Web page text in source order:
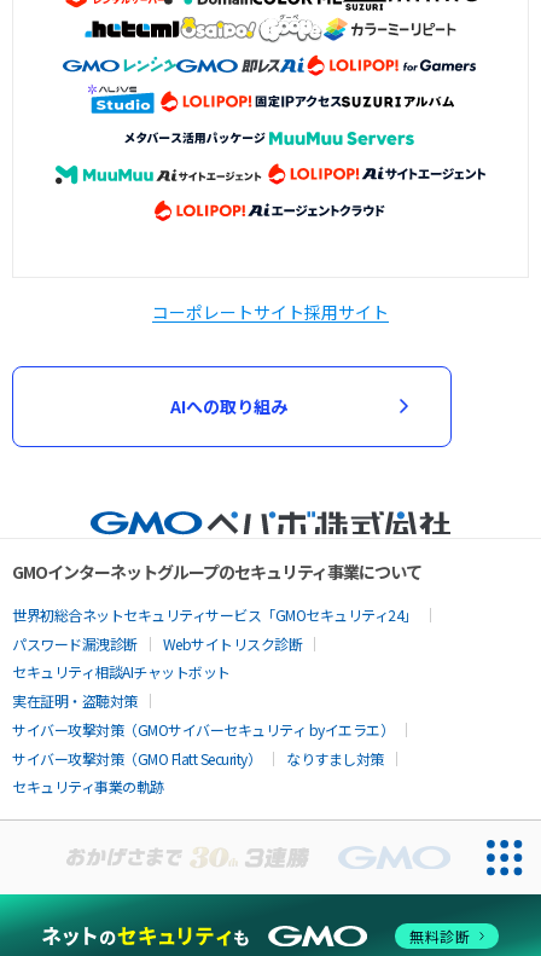
コーポレートサイト採用サイト
AIへの取り組み
GMOインターネットグループのセキュリティ事業について
世界初総合ネットセキュリティサービス「GMOセキュリティ24」
パスワード漏洩診断
Webサイトリスク診断
セキュリティ相談AIチャットボット
実在証明・盗聴対策
サイバー攻撃対策（GMOサイバーセキュリティ byイエラエ）
サイバー攻撃対策（GMO Flatt Security）
なりすまし対策
セキュリティ事業の軌跡
お問い合わせ
無料診断